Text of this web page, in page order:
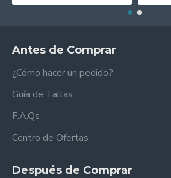
Antes de Comprar
¿Cómo hacer un pedido?
Guía de Tallas
F.A.Qs
Centro de Ofertas
Después de Comprar